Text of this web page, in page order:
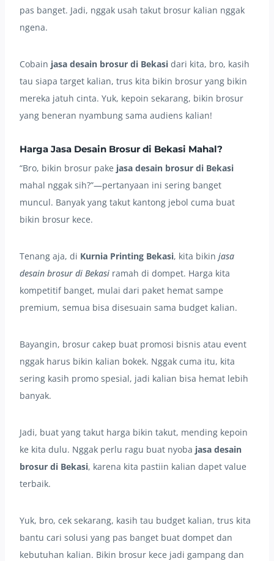
pas banget. Jadi, nggak usah takut brosur kalian nggak
ngena.
Cobain jasa desain brosur di Bekasi dari kita, bro, kasih
tau siapa target kalian, trus kita bikin brosur yang bikin
mereka jatuh cinta. Yuk, kepoin sekarang, bikin brosur
yang beneran nyambung sama audiens kalian!
Harga Jasa Desain Brosur di Bekasi Mahal?
“Bro, bikin brosur pake jasa desain brosur di Bekasi
mahal nggak sih?”—pertanyaan ini sering banget
muncul. Banyak yang takut kantong jebol cuma buat
bikin brosur kece.
Tenang aja, di Kurnia Printing Bekasi, kita bikin jasa
desain brosur di Bekasi ramah di dompet. Harga kita
kompetitif banget, mulai dari paket hemat sampe
premium, semua bisa disesuain sama budget kalian.
Bayangin, brosur cakep buat promosi bisnis atau event
nggak harus bikin kalian bokek. Nggak cuma itu, kita
sering kasih promo spesial, jadi kalian bisa hemat lebih
banyak.
Jadi, buat yang takut harga bikin takut, mending kepoin
ke kita dulu. Nggak perlu ragu buat nyoba jasa desain
brosur di Bekasi, karena kita pastiin kalian dapet value
terbaik.
Yuk, bro, cek sekarang, kasih tau budget kalian, trus kita
bantu cari solusi yang pas banget buat dompet dan
kebutuhan kalian. Bikin brosur kece jadi gampang dan